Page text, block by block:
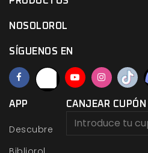
NOSOLOROL
SÍGUENOS EN
APP
Descubre
CANJEAR CUPÓN